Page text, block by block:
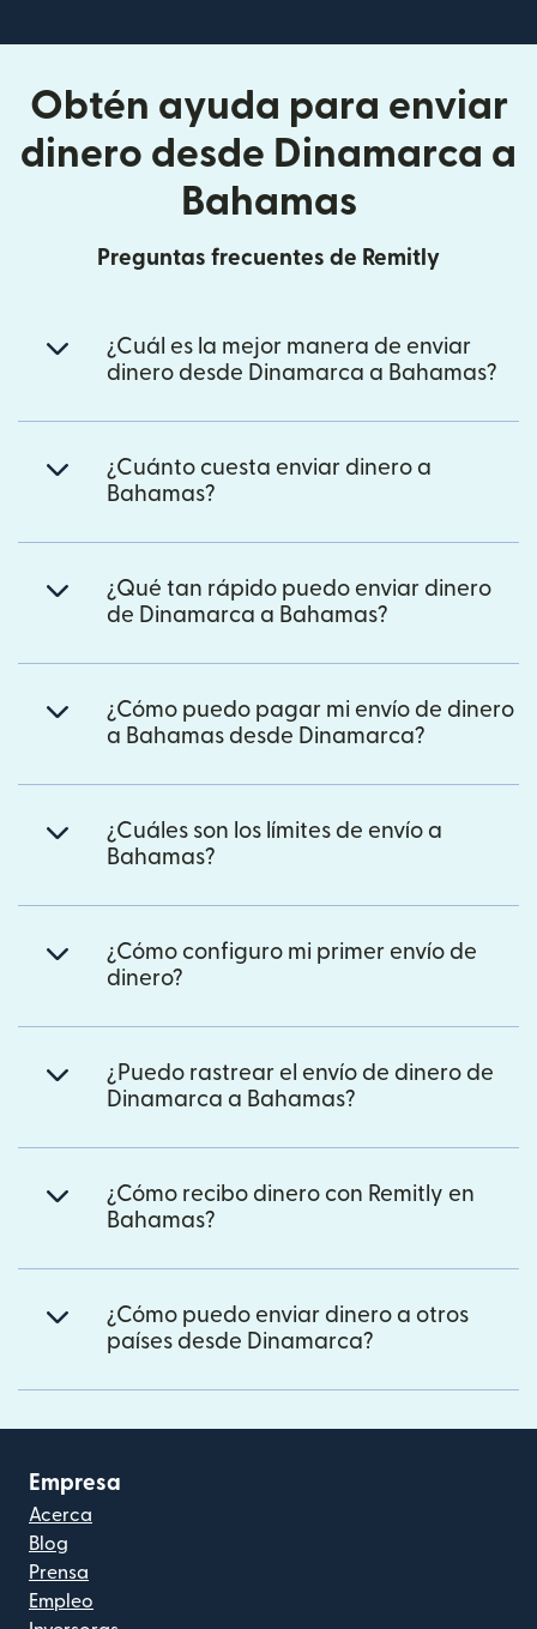
Obtén ayuda para enviar
dinero desde Dinamarca a
Bahamas
Preguntas frecuentes de Remitly
¿Cuál es la mejor manera de enviar
dinero desde Dinamarca a Bahamas?
¿Cuánto cuesta enviar dinero a
Bahamas?
¿Qué tan rápido puedo enviar dinero
de Dinamarca a Bahamas?
¿Cómo puedo pagar mi envío de dinero
a Bahamas desde Dinamarca?
¿Cuáles son los límites de envío a
Bahamas?
¿Cómo configuro mi primer envío de
dinero?
¿Puedo rastrear el envío de dinero de
Dinamarca a Bahamas?
¿Cómo recibo dinero con Remitly en
Bahamas?
¿Cómo puedo enviar dinero a otros
países desde Dinamarca?
Empresa
Acerca
Blog
Prensa
Empleo